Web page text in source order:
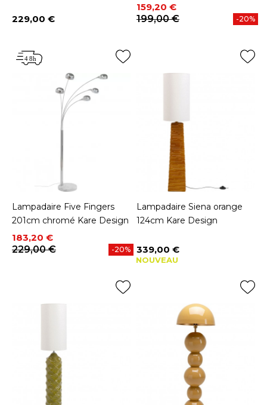
Prix
229,00 €
Prix
159,20 €
Prix de base
199,00 €
-20%
Lampadaire Five Fingers
201cm chromé Kare Design
Prix
183,20 €
Prix de base
229,00 €
-20%
Lampadaire Siena orange
124cm Kare Design
Prix
339,00 €
NOUVEAU